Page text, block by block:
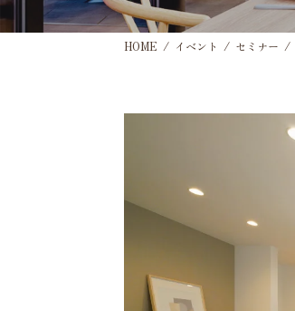
HOME イベント セミナー